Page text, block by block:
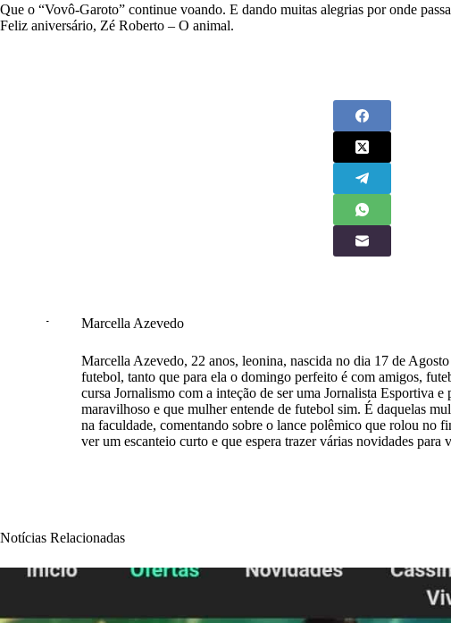
Que o “Vovô-Garoto” continue voando. E dando muitas alegrias por onde
Feliz aniversário, Zé Roberto – O animal.
Marcella Azevedo
Marcella Azevedo, 22 anos, leonina, nascida no dia 17 de
futebol, tanto que para ela o domingo perfeito é com amigos,
cursa Jornalismo com a inteção de ser uma Jornalista Esportiva
maravilhoso e que mulher entende de futebol sim. É daquelas
na faculdade, comentando sobre o lance polêmico que rolou no
ver um escanteio curto e que espera trazer várias novidades para
Notícias Relacionadas